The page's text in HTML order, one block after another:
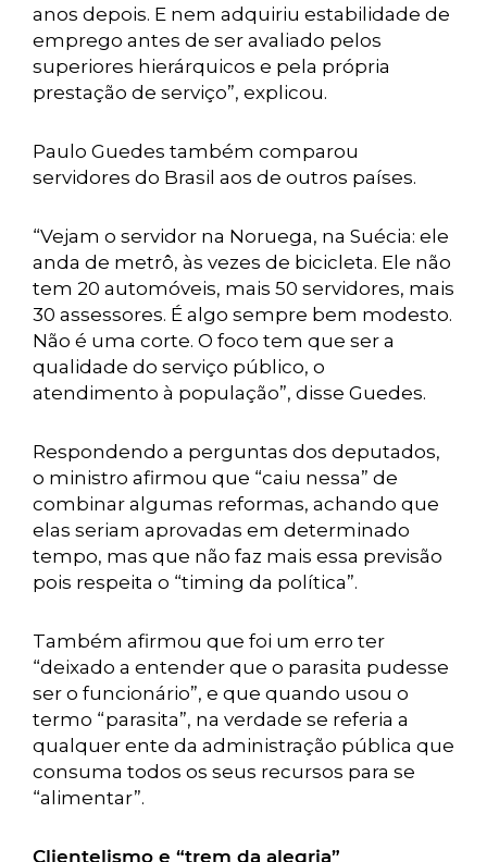
anos depois. E nem adquiriu estabilidade de
emprego antes de ser avaliado pelos
superiores hierárquicos e pela própria
prestação de serviço”, explicou.
Paulo Guedes também comparou
servidores do Brasil aos de outros países.
“Vejam o servidor na Noruega, na Suécia: ele
anda de metrô, às vezes de bicicleta. Ele não
tem 20 automóveis, mais 50 servidores, mais
30 assessores. É algo sempre bem modesto.
Não é uma corte. O foco tem que ser a
qualidade do serviço público, o
atendimento à população”, disse Guedes.
Respondendo a perguntas dos deputados,
o ministro afirmou que “caiu nessa” de
combinar algumas reformas, achando que
elas seriam aprovadas em determinado
tempo, mas que não faz mais essa previsão
pois respeita o “timing da política”.
Também afirmou que foi um erro ter
“deixado a entender que o parasita pudesse
ser o funcionário”, e que quando usou o
termo “parasita”, na verdade se referia a
qualquer ente da administração pública que
consuma todos os seus recursos para se
“alimentar”.
Clientelismo e “trem da alegria”